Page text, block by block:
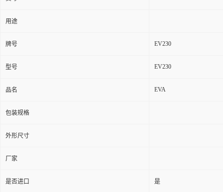
用途
牌号 EV230
型号 EV230
品名 EVA
包装规格
外形尺寸
厂家
是否进口 是